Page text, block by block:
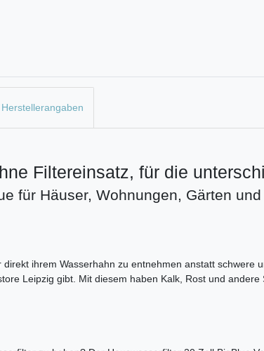
Herstellerangaben
Filtereinsatz, für die
für Häuser, Wohnungen, Gärten
ihrem Wasserhahn zu entnehmen anstatt schwere
Leipzig gibt. Mit diesem haben Kalk, Rost und